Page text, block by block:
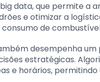
data, que permite a
e otimizar a
de
desempenha
estratégicas.
e horários,